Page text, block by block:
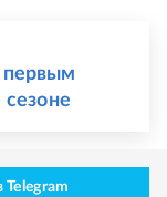
первым